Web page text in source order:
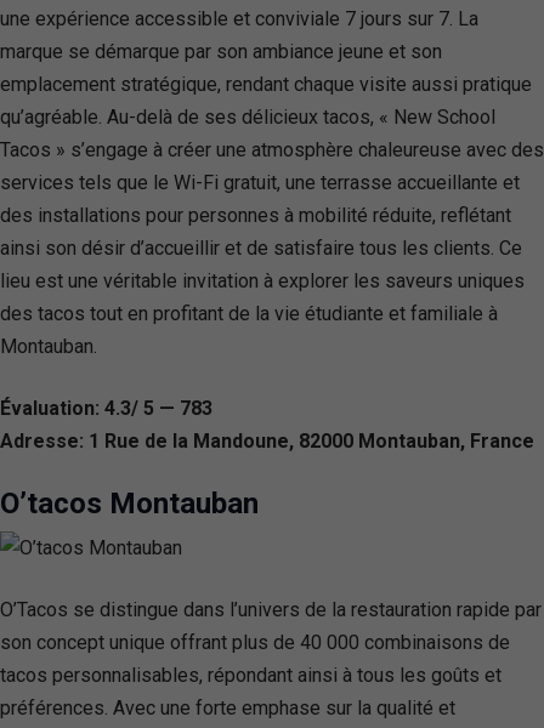
une expérience accessible et conviviale 7 jours sur 7. La
marque se démarque par son ambiance jeune et son
emplacement stratégique, rendant chaque visite aussi pratique
qu’agréable. Au-delà de ses délicieux tacos, « New School
Tacos » s’engage à créer une atmosphère chaleureuse avec des
services tels que le Wi-Fi gratuit, une terrasse accueillante et
des installations pour personnes à mobilité réduite, reflétant
ainsi son désir d’accueillir et de satisfaire tous les clients. Ce
lieu est une véritable invitation à explorer les saveurs uniques
des tacos tout en profitant de la vie étudiante et familiale à
Montauban.
Évaluation: 4.3/ 5 — 783
Adresse: 1 Rue de la Mandoune, 82000 Montauban, France
O’tacos Montauban
O’Tacos se distingue dans l’univers de la restauration rapide par
son concept unique offrant plus de 40 000 combinaisons de
tacos personnalisables, répondant ainsi à tous les goûts et
préférences. Avec une forte emphase sur la qualité et